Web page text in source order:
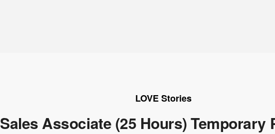
LOVE Stories
Sales Associate (25 Hours) Temporary